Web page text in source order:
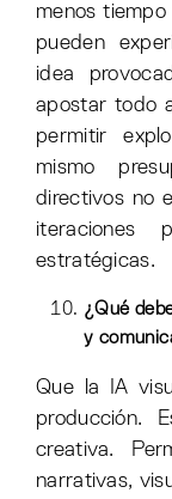
menos
pueden
idea
apostar todo
permitir
mismo
directivos no
iteraciones
estratégicas.
¿Qué
y
Que la IA
producción.
creativa.
narrativas,